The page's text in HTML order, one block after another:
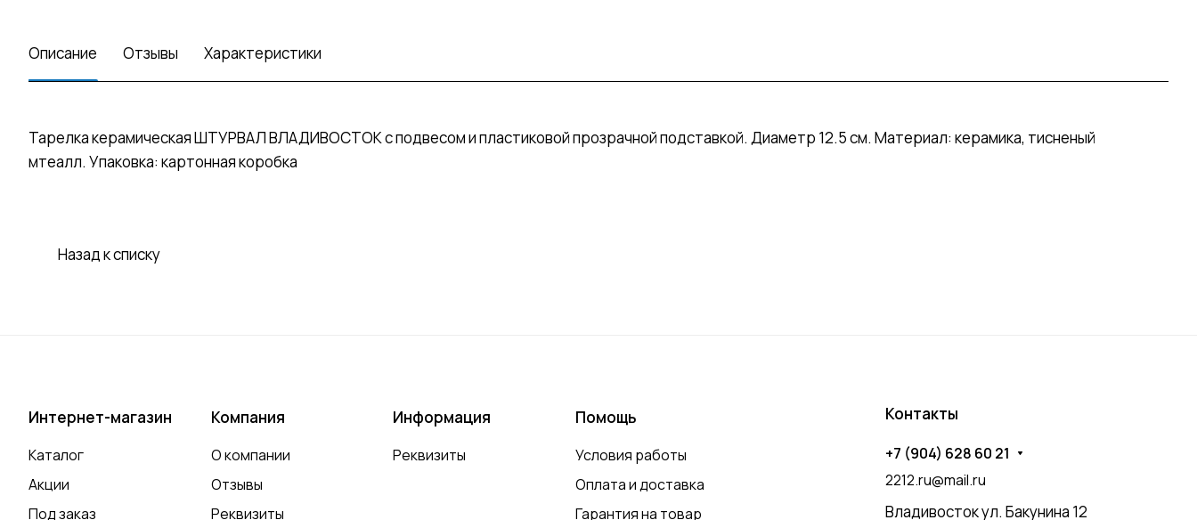
Описание Отзывы Характеристики
Тарелка керамическая ШТУРВАЛ ВЛАДИВОСТОК с подвесом и пластиковой прозрачной подставкой. Диаметр 12.5 см. Материал: керамика, тисненый
мтеалл. Упаковка: картонная коробка
Назад к списку
Интернет-магазин
Каталог
Акции
Под заказ
Компания
О компании
Отзывы
Реквизиты
Информация
Реквизиты
Помощь
Условия работы
Оплата и доставка
Гарантия на товар
Контакты
+7 (904) 628 60 21
2212.ru@mail.ru
Владивосток ул. Бакунина 12